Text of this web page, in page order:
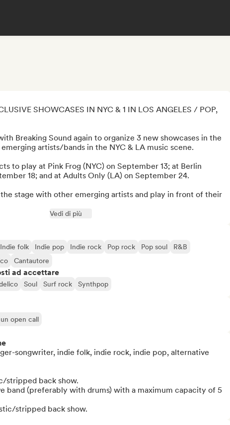
SHOWCASES IN NYC & 1 IN LOS ANGELES / POP,
Breaking Sound again to organize 3 new showcases in the
artists/bands in the NYC & LA music scene.
to play at Pink Frog (NYC) on September 13; at Berlin
18; and at Adults Only (LA) on September 24.
stage with other emerging artists and play in front of their
Vedi di più
Indie folk Indie pop Indie rock Pop rock Pop soul
R&B
Cantautore
ad accettare
Soul Surf rock Synthpop
open call
songwriter, indie folk, indie rock, indie pop, alternative
stripped back show.
band (preferably with drums) with a maximum capacity of 5
stripped back show.